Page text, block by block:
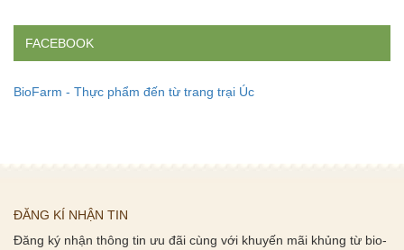
FACEBOOK
BioFarm - Thực phẩm đến từ trang trại Úc
ĐĂNG KÍ NHẬN TIN
Đăng ký nhận thông tin ưu đãi cùng với khuyến mãi khủng từ bio-